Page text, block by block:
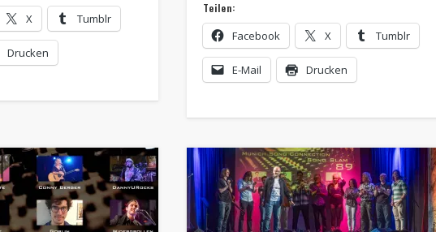
X Tumblr
Drucken
Teilen:
Facebook X Tumblr
E-Mail Drucken